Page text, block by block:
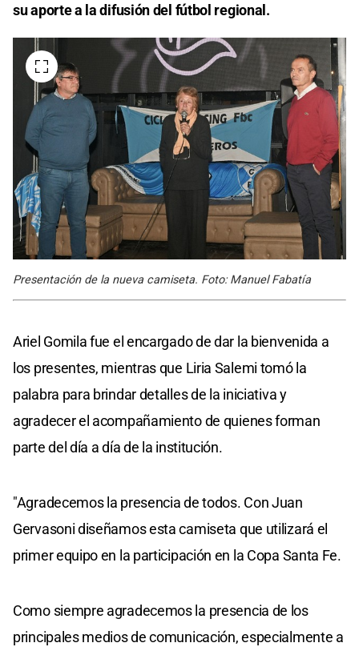
su aporte a la difusión del fútbol regional.
Presentación de la nueva camiseta. Foto: Manuel Fabatía
Ariel Gomila fue el encargado de dar la bienvenida a
los presentes, mientras que Liria Salemi tomó la
palabra para brindar detalles de la iniciativa y
agradecer el acompañamiento de quienes forman
parte del día a día de la institución.
"Agradecemos la presencia de todos. Con Juan
Gervasoni diseñamos esta camiseta que utilizará el
primer equipo en la participación en la Copa Santa Fe.
Como siempre agradecemos la presencia de los
principales medios de comunicación, especialmente a